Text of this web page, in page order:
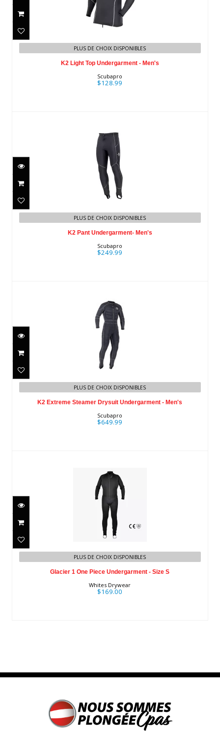
$128.99
PLUS DE CHOIX DISPONIBLES
K2 Light Top Undergarment - Men's
Scubapro
$128.99
K2 Pant Undergarment- Men's
$249.99
PLUS DE CHOIX DISPONIBLES
K2 Pant Undergarment- Men's
Scubapro
$249.99
K2 Extreme Steamer Drysuit
Undergarment - Men's
$649.99
PLUS DE CHOIX DISPONIBLES
K2 Extreme Steamer Drysuit Undergarment - Men's
Scubapro
$649.99
Glacier 1 One Piece Undergarment -
Size S
$169.00
PLUS DE CHOIX DISPONIBLES
Glacier 1 One Piece Undergarment - Size S
Whites Drywear
$169.00